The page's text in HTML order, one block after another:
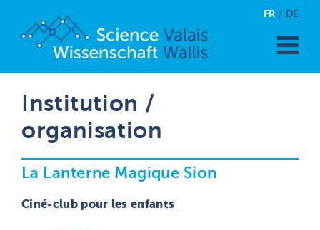
FR DE
Institution /
organisation
La Lanterne Magique Sion
Ciné-club pour les enfants